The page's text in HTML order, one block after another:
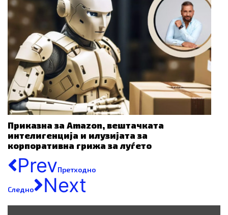
Приказна за Amazon, вештачката
интелигенција и илузијата за
корпоративна грижа за луѓето
PrevПретходно
Следно Next